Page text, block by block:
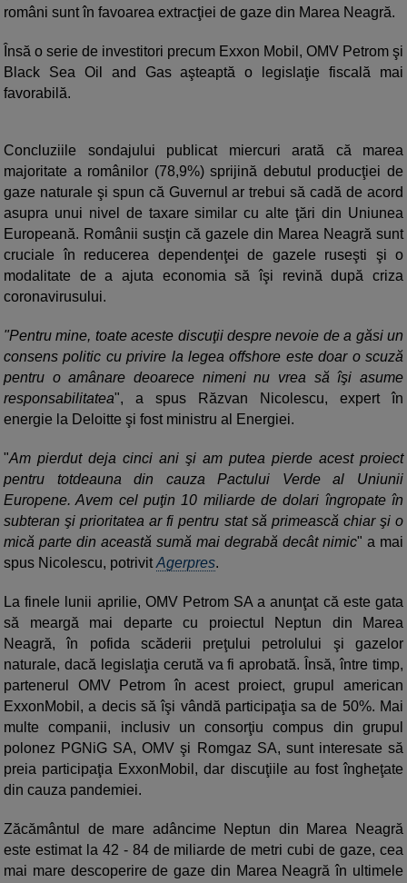
români sunt în favoarea extracţiei de gaze din Marea Neagră.
Însă o serie de investitori precum Exxon Mobil, OMV Petrom şi
Black Sea Oil and Gas aşteaptă o legislaţie fiscală mai
favorabilă.
Concluziile sondajului publicat miercuri arată că marea
majoritate a românilor (78,9%) sprijină debutul producţiei de
gaze naturale şi spun că Guvernul ar trebui să cadă de acord
asupra unui nivel de taxare similar cu alte ţări din Uniunea
Europeană. Românii susţin că gazele din Marea Neagră sunt
cruciale în reducerea dependenţei de gazele ruseşti şi o
modalitate de a ajuta economia să îşi revină după criza
coronavirusului.
"Pentru mine, toate aceste discuţii despre nevoie de a găsi un
consens politic cu privire la legea offshore este doar o scuză
pentru o amânare deoarece nimeni nu vrea să îşi asume
responsabilitatea", a spus Răzvan Nicolescu, expert în
energie la Deloitte şi fost ministru al Energiei.
"Am pierdut deja cinci ani şi am putea pierde acest proiect
pentru totdeauna din cauza Pactului Verde al Uniunii
Europene. Avem cel puţin 10 miliarde de dolari îngropate în
subteran şi prioritatea ar fi pentru stat să primească chiar şi o
mică parte din această sumă mai degrabă decât nimic" a mai
spus Nicolescu, potrivitAgerpres.
La finele lunii aprilie, OMV Petrom SA a anunţat că este gata
să meargă mai departe cu proiectul Neptun din Marea
Neagră, în pofida scăderii preţului petrolului şi gazelor
naturale, dacă legislaţia cerută va fi aprobată. Însă, între timp,
partenerul OMV Petrom în acest proiect, grupul american
ExxonMobil, a decis să îşi vândă participaţia sa de 50%. Mai
multe companii, inclusiv un consorţiu compus din grupul
polonez PGNiG SA, OMV şi Romgaz SA, sunt interesate să
preia participaţia ExxonMobil, dar discuţiile au fost îngheţate
din cauza pandemiei.
Zăcământul de mare adâncime Neptun din Marea Neagră
este estimat la 42 - 84 de miliarde de metri cubi de gaze, cea
mai mare descoperire de gaze din Marea Neagră în ultimele